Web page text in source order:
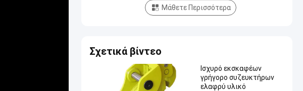
Μάθετε Περισσότερα
Σχετικά βίντεο
Ισχυρό εκσκαφέων
γρήγορο συζευκτήρων
ελαφρύ υλικό